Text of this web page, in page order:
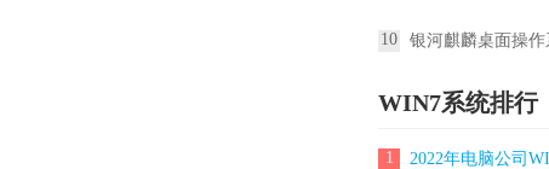
10 银河麒麟桌面操作
WIN7系统排行
1 2022年电脑公司